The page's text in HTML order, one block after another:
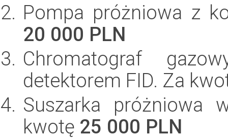
Pompa próżniowa z
20 000 PLN
Chromatograf
detektorem FID. Za
Suszarka próżniowa
kwotę 25 000 PLN